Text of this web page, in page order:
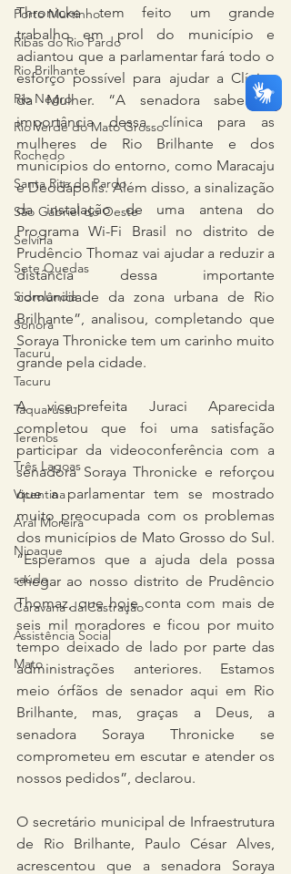
Porto Murtinho
Ribas do Rio Pardo
Rio Brilhante
Rio Negro
Rio Verde do Mato Grosso
Rochedo
Santa Rita do Pardo
São Gabriel do Oeste
Selvíria
Sete Quedas
Sidrolândia
Sonora
Tacuru
Tacuru
Taquarussu
Terenos
Três Lagoas
Vicentina
Aral Moreira
Nioaque
saúde
Caravana da Castração
Assistência Social
Mato
Thronicke tem feito um grande
trabalho em prol do município e
adiantou que a parlamentar fará todo o
esforço possível para ajudar a Clínica
da Mulher. “A senadora sabe da
importância dessa clínica para as
mulheres de Rio Brilhante e dos
municípios do entorno, como Maracaju
e Deodápolis. Além disso, a sinalização
da instalação de uma antena do
Programa Wi-Fi Brasil no distrito de
Prudêncio Thomaz vai ajudar a reduzir a
distância dessa importante
comunidade da zona urbana de Rio
Brilhante”, analisou, completando que
Soraya Thronicke tem um carinho muito
grande pela cidade.
A vice-prefeita Juraci Aparecida
completou que foi uma satisfação
participar da videoconferência com a
senadora Soraya Thronicke e reforçou
que a parlamentar tem se mostrado
muito preocupada com os problemas
dos municípios de Mato Grosso do Sul.
“Esperamos que a ajuda dela possa
chegar ao nosso distrito de Prudêncio
Thomaz, que hoje conta com mais de
seis mil moradores e ficou por muito
tempo deixado de lado por parte das
administrações anteriores. Estamos
meio órfãos de senador aqui em Rio
Brilhante, mas, graças a Deus, a
senadora Soraya Thronicke se
comprometeu em escutar e atender os
nossos pedidos”, declarou.
O secretário municipal de Infraestrutura
de Rio Brilhante, Paulo César Alves,
acrescentou que a senadora Soraya